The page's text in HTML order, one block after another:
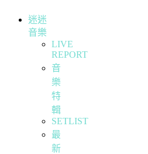
迷迷
音樂
LIVE
REPORT
音
樂
特
輯
SETLIST
最
新